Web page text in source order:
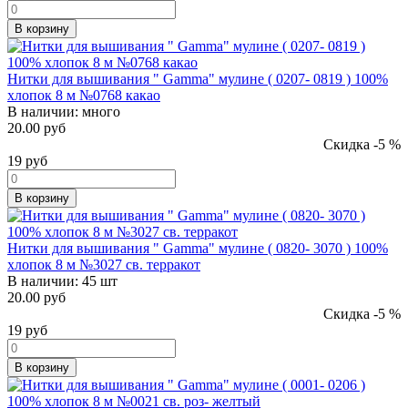
В корзину
Нитки для вышивания " Gamma" мулине ( 0207- 0819 ) 100%
хлопок 8 м №0768 какао
В наличии: много
20.00 руб
Скидка -5 %
19 руб
В корзину
Нитки для вышивания " Gamma" мулине ( 0820- 3070 ) 100%
хлопок 8 м №3027 св. терракот
В наличии: 45 шт
20.00 руб
Скидка -5 %
19 руб
В корзину